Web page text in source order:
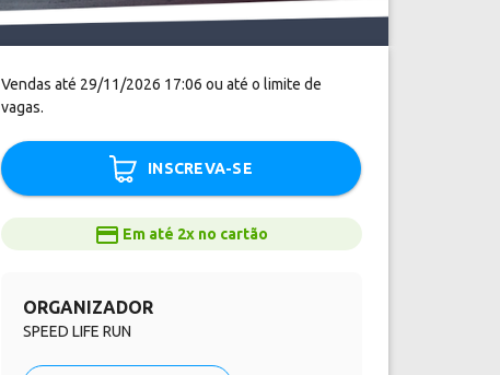
Vendas até 29/11/2026 17:06 ou até o limite de
vagas.
INSCREVA-SE
Em até 2x no cartão
ORGANIZADOR
SPEED LIFE RUN